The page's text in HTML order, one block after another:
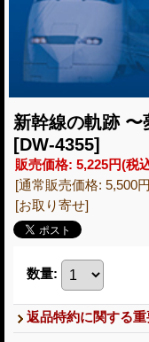
新幹線の軌跡 〜
[DW-4355]
販売価格: 5,225円(税
[通常販売価格: 5,500円
[お取り寄せ]
数量:
返品特約に関する